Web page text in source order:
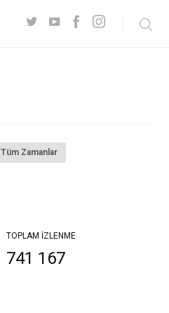
Tüm Zamanlar
TOPLAM İZLENME
741 167